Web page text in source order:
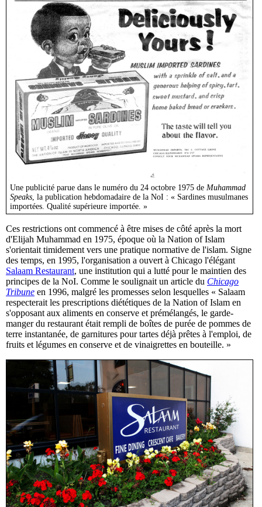
Une publicité parue dans le numéro du 24 octobre 1975 de Muhammad
Speaks, la publication hebdomadaire de la NoI : « Sardines musulmanes
importées. Qualité supérieure importée. »
Ces restrictions ont commencé à être mises de côté après la mort
d'Elijah Muhammad en 1975, époque où la Nation of Islam
s'orientait timidement vers une pratique normative de l'islam. Signe
des temps, en 1995, l'organisation a ouvert à Chicago l'élégant
Salaam Restaurant, une institution qui a lutté pour le maintien des
principes de la NoI. Comme le soulignait un article du Chicago
Tribune en 1996, malgré les promesses selon lesquelles « Salaam
respecterait les prescriptions diététiques de la Nation of Islam en
s'opposant aux aliments en conserve et prémélangés, le garde-
manger du restaurant était rempli de boîtes de purée de pommes de
terre instantanée, de garnitures pour tartes déjà prêtes à l'emploi, de
fruits et légumes en conserve et de vinaigrettes en bouteille. »